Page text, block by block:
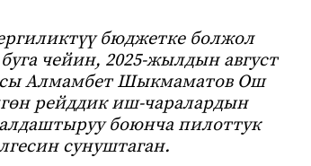
бюджетке болжол
чейин, 2025-жылдын август
Алмамбет Шыкмаматов Ош
рейддик иш-чаралардын
боюнча пилоттук
сунуштаган.